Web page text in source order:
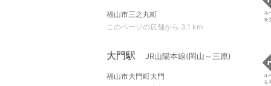
福山市三之丸町
このページの店舗から 3.1 km
ル
を
大門駅 JR山陽本線(岡山～三原)
福山市大門町大門
ル
を